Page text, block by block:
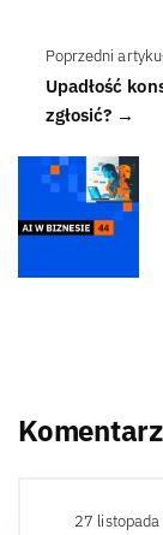
Poprzedni
Upadłość
zgłosić? →
27